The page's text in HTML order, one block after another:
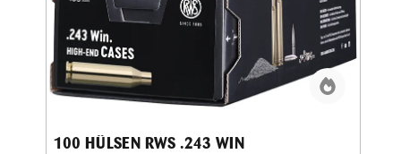
100 HÜLSEN RWS .243 WIN